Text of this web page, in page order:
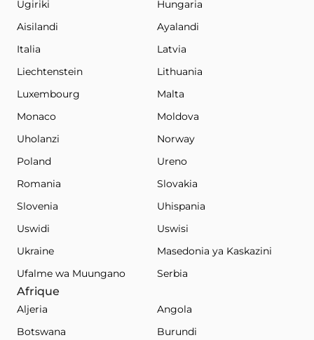
Ugiriki
Hungaria
Aisilandi
Ayalandi
Italia
Latvia
Liechtenstein
Lithuania
Luxembourg
Malta
Monaco
Moldova
Uholanzi
Norway
Poland
Ureno
Romania
Slovakia
Slovenia
Uhispania
Uswidi
Uswisi
Ukraine
Masedonia ya Kaskazini
Ufalme wa Muungano
Serbia
Afrique
Aljeria
Angola
Botswana
Burundi